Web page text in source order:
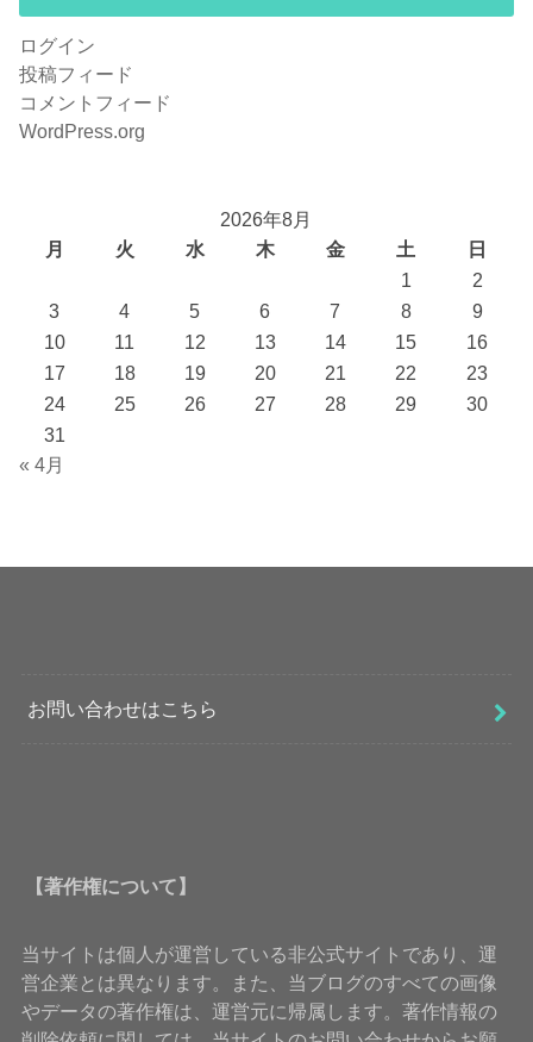
ログイン
投稿フィード
コメントフィード
WordPress.org
2026年8月
月
火 水 木 金 土
日
1
2
3
4 5 6 7 8
9
10
11 12 13 14 15
16
17
18 19 20 21 22
23
24
25 26 27 28 29
30
31
« 4月
お問い合わせはこちら
【著作権について】
当サイトは個人が運営している非公式サイトであり、運
営企業とは異なります。また、当ブログのすべての画像
やデータの著作権は、運営元に帰属します。著作情報の